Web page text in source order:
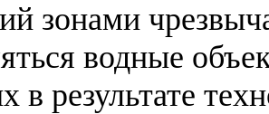
зонами
водные
в результате